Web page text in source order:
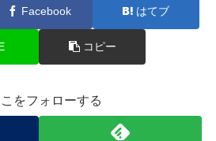
Facebook はてブ
コピー
をフォローする